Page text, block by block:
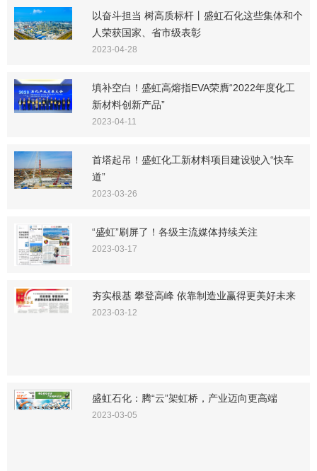
以奋斗担当 树高质标杆丨盛虹石化这些集体和个
人荣获国家、省市级表彰
2023-04-28
填补空白！盛虹高熔指EVA荣膺“2022年度化工
新材料创新产品”
2023-04-11
首塔起吊！盛虹化工新材料项目建设驶入“快车
道”
2023-03-26
“盛虹”刷屏了！各级主流媒体持续关注
2023-03-17
夯实根基 攀登高峰 依靠制造业赢得更美好未来
2023-03-12
盛虹石化：腾“云”架虹桥，产业迈向更高端
2023-03-05